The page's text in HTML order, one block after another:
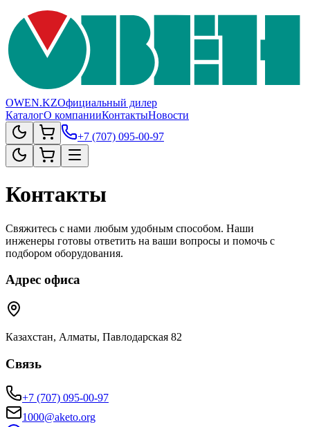
OWEN.KZОфициальный дилер
КаталогО компанииКонтактыНовости
+7 (707) 095-00-97
Контакты
Свяжитесь с нами любым удобным способом. Наши
инженеры готовы ответить на ваши вопросы и помочь с
подбором оборудования.
Адрес офиса
Казахстан, Алматы, Павлодарская 82
Связь
+7 (707) 095-00-97
1000@aketo.org